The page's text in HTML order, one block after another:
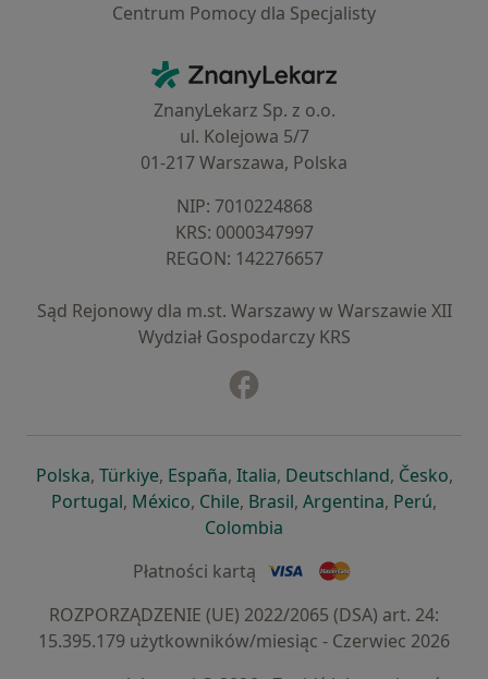
Centrum Pomocy dla Specjalisty
ZnanyLekarz - Strona główna
ZnanyLekarz Sp. z o.o.
ul. Kolejowa 5/7
01-217 Warszawa, Polska
NIP: ⁠7010224868
KRS: ⁠0000347997
REGON: ⁠142276657
Sąd Rejonowy dla m.st. Warszawy w Warszawie XII
Wydział Gospodarczy KRS
Polskaotwiera się w nowej karcie
, Türkiyeotwiera się w nowej karcie
, Españaotwiera się w nowej karcie
, Italiaotwiera się w nowej
, Deutschlandotwiera się
, Česko,
Portugalotwiera się w nowej karcie
, Méxicootwiera się w nowej karcie
, Chileotwiera się w nowej karcie
, Brasilotwiera się w nowej
, Argentinaotwiera się
, Perú,
Colombia
Płatności kartą
ROZPORZĄDZENIE (UE) 2022/2065 (DSA) art. 24:
15.395.179 użytkowników/miesiąc - Czerwiec 2026